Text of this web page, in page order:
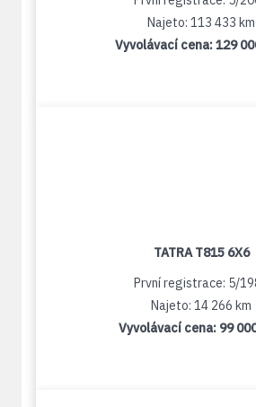
Najeto: 113 433 km
Vyvolávací cena:129
TATRA T815 6X6
První registrace: 5/
Najeto: 14 266 km
Vyvolávací cena: 99